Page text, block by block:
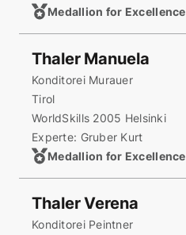
Medallion for Excellence
Thaler Manuela
Konditorei Murauer
Tirol
WorldSkills 2005 Helsinki
Experte: Gruber Kurt
Medallion for Excellence
Thaler Verena
Konditorei Peintner